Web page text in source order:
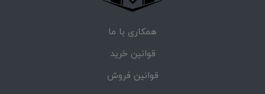
همکاری با ما
قوانین خرید
قوانین فروش